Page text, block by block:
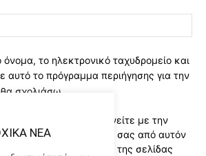
το ηλεκτρονικό ταχυδρομείο και
αυτό το πρόγραμμα περιήγησης για την
σχολιάσω.
αυτό το έντυπο συμφωνείτε με την
των δεδομένων σας από αυτόν
του ορους χρήσης της σελίδας
NEA